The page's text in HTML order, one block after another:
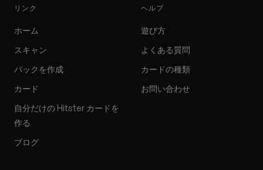
リンク
ホーム
スキャン
パックを作成
カード
自分だけの Hitster カードを
作る
ブログ
ヘルプ
遊び方
よくある質問
カードの種類
お問い合わせ